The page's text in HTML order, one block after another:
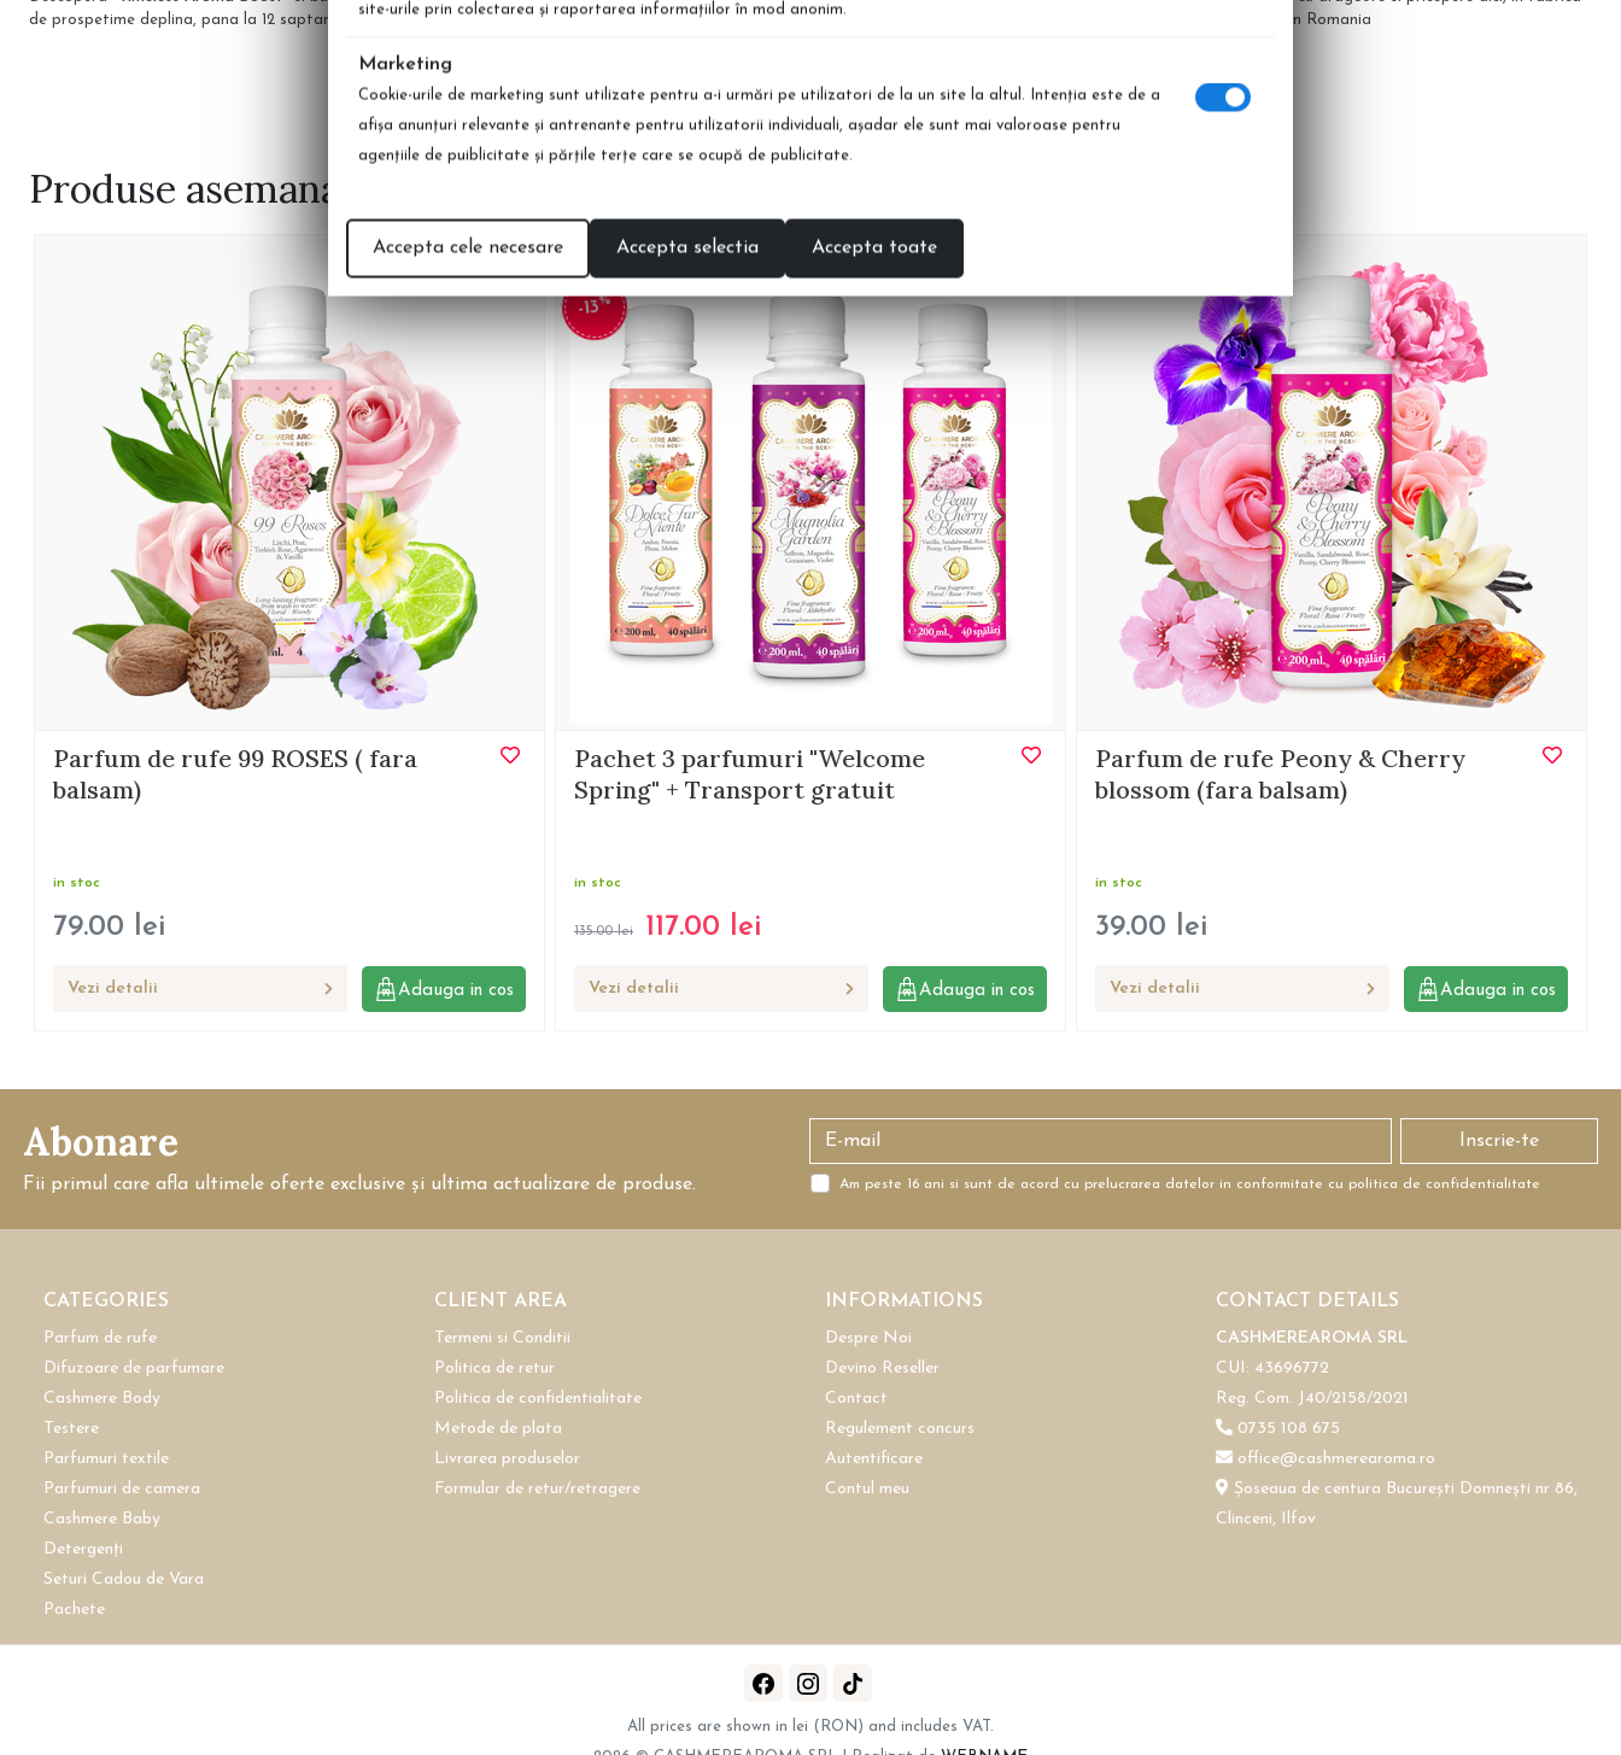
de prospetime deplina, pana la 12 saptamani!
preferate cu livrare in Europa
noastra, in Romania
Produse asemanatoare
Parfum de rufe 99 ROSES ( fara
balsam)
in stoc
79.00 lei
Vezi detalii Adauga in cos
-13%
Pachet 3 parfumuri "Welcome
Spring" + Transport gratuit
in stoc
135.00 lei 117.00 lei
Vezi detalii Adauga in cos
Parfum de rufe Peony & Cherry
blossom (fara balsam)
in stoc
39.00 lei
Vezi detalii Adauga in cos
Abonare
Fii primul care afla ultimele oferte exclusive și ultima actualizare de produse.
Inscrie-te
Am peste 16 ani si sunt de acord cu prelucrarea datelor in conformitate cu politica de confidentialitate
CATEGORIES
Parfum de rufe
Difuzoare de parfumare
Cashmere Body
Testere
Parfumuri textile
Parfumuri de camera
Cashmere Baby
Detergenți
Seturi Cadou de Vara
Pachete
CLIENT AREA
Termeni si Conditii
Politica de retur
Politica de confidentialitate
Metode de plata
Livrarea produselor
Formular de retur/retragere
INFORMATIONS
Despre Noi
Devino Reseller
Contact
Regulement concurs
Autentificare
Contul meu
CONTACT DETAILS
CASHMEREAROMA SRL
CUI: 43696772
Reg. Com. J40/2158/2021
0735 108 675
office@cashmerearoma.ro
Șoseaua de centura București Domnești nr 86,
Clinceni, Ilfov
All prices are shown in lei (RON) and includes VAT.
site-urile prin colectarea şi raportarea informaţiilor în mod anonim.
Marketing
Cookie-urile de marketing sunt utilizate pentru a-i urmări pe utilizatori de la un site la altul. Intenţia este de a
afişa anunţuri relevante şi antrenante pentru utilizatorii individuali, aşadar ele sunt mai valoroase pentru
agenţiile de puiblicitate şi părţile terţe care se ocupă de publicitate.
Accepta cele necesare Accepta selectia Accepta toate